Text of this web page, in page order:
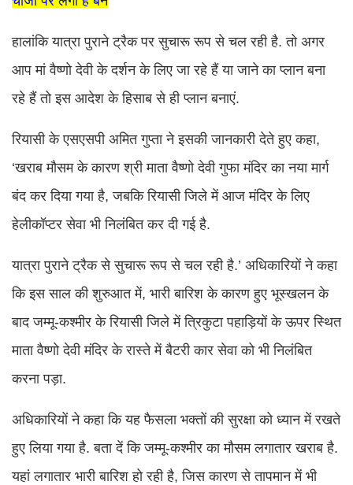
हालांकि यात्रा पुराने ट्रैक पर सुचारू रूप से चल रही है. तो अगर
आप मां वैष्णो देवी के दर्शन के लिए जा रहे हैं या जाने का प्लान बना
रहे हैं तो इस आदेश के हिसाब से ही प्लान बनाएं.
रियासी के एसएसपी अमित गुप्ता ने इसकी जानकारी देते हुए कहा,
‘खराब मौसम के कारण श्री माता वैष्णो देवी गुफा मंदिर का नया मार्ग
बंद कर दिया गया है, जबकि रियासी जिले में आज मंदिर के लिए
हेलीकॉप्टर सेवा भी निलंबित कर दी गई है.
यात्रा पुराने ट्रैक से सुचारू रूप से चल रही है.’ अधिकारियों ने कहा
कि इस साल की शुरुआत में, भारी बारिश के कारण हुए भूस्खलन के
बाद जम्मू-कश्मीर के रियासी जिले में त्रिकुटा पहाड़ियों के ऊपर स्थित
माता वैष्णो देवी मंदिर के रास्ते में बैटरी कार सेवा को भी निलंबित
करना पड़ा.
अधिकारियों ने कहा कि यह फैसला भक्तों की सुरक्षा को ध्यान में रखते
हुए लिया गया है. बता दें कि जम्मू-कश्मीर का मौसम लगातार खराब है.
यहां लगातार भारी बारिश हो रही है, जिस कारण से तापमान में भी